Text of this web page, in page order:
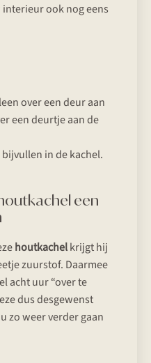
ook nog eens
over een deur aan
een deurtje aan de
bijvullen in de kachel.
een
houtkachelkrijgt hij
zuurstof. Daarmee
acht uur “over te
dus desgewenst
zo weer verder gaan